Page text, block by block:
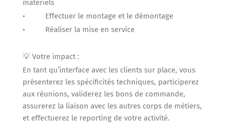
matériels
• Effectuer le montage et le démontage
• Réaliser la mise en service
💡 Votre impact :
En tant qu’interface avec les clients sur place, vous
présenterez les spécificités techniques, participerez
aux réunions, validerez les bons de commande,
assurerez la liaison avec les autres corps de métiers,
et effectuerez le reporting de votre activité.